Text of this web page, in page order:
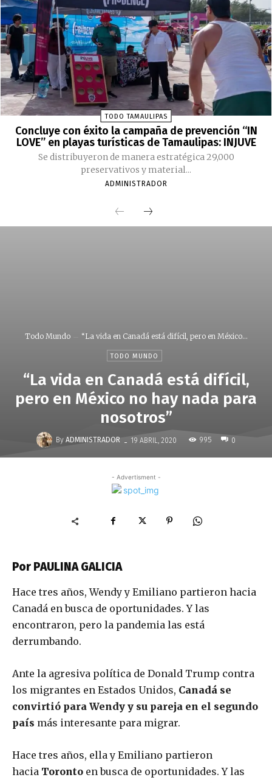
TODO TAMAULIPAS
Concluye con éxito la campaña de prevención “IN
LOVE” en playas turísticas de Tamaulipas: INJUVE
Se distribuyeron de manera estratégica 29,000
preservativos y material...
ADMINISTRADOR